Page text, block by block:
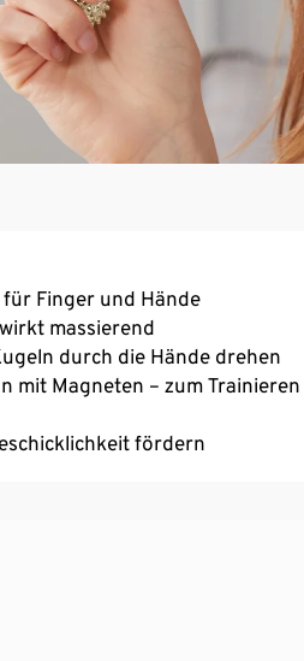
Finger und Hände
massierend
durch die Hände drehen
mit Magneten – zum
fördern